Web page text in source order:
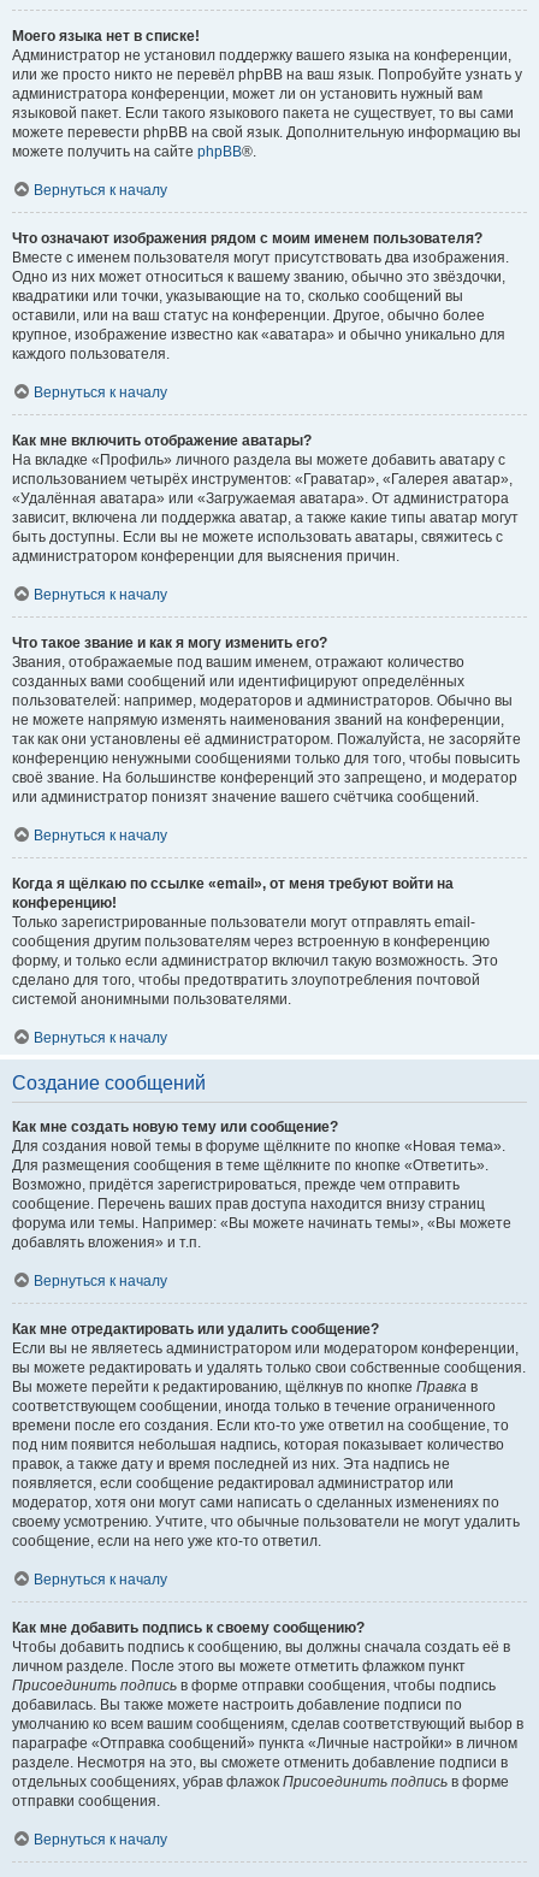
Моего языка нет в списке!
Администратор не установил поддержку вашего языка на конференции,
или же просто никто не перевёл phpBB на ваш язык. Попробуйте узнать у
администратора конференции, может ли он установить нужный вам
языковой пакет. Если такого языкового пакета не существует, то вы сами
можете перевести phpBB на свой язык. Дополнительную информацию вы
можете получить на сайте phpBB®.
Вернуться к началу
Что означают изображения рядом с моим именем пользователя?
Вместе с именем пользователя могут присутствовать два изображения.
Одно из них может относиться к вашему званию, обычно это звёздочки,
квадратики или точки, указывающие на то, сколько сообщений вы
оставили, или на ваш статус на конференции. Другое, обычно более
крупное, изображение известно как «аватара» и обычно уникально для
каждого пользователя.
Вернуться к началу
Как мне включить отображение аватары?
На вкладке «Профиль» личного раздела вы можете добавить аватару с
использованием четырёх инструментов: «Граватар», «Галерея аватар»,
«Удалённая аватара» или «Загружаемая аватара». От администратора
зависит, включена ли поддержка аватар, а также какие типы аватар могут
быть доступны. Если вы не можете использовать аватары, свяжитесь с
администратором конференции для выяснения причин.
Вернуться к началу
Что такое звание и как я могу изменить его?
Звания, отображаемые под вашим именем, отражают количество
созданных вами сообщений или идентифицируют определённых
пользователей: например, модераторов и администраторов. Обычно вы
не можете напрямую изменять наименования званий на конференции,
так как они установлены её администратором. Пожалуйста, не засоряйте
конференцию ненужными сообщениями только для того, чтобы повысить
своё звание. На большинстве конференций это запрещено, и модератор
или администратор понизят значение вашего счётчика сообщений.
Вернуться к началу
Когда я щёлкаю по ссылке «email», от меня требуют войти на
конференцию!
Только зарегистрированные пользователи могут отправлять email-
сообщения другим пользователям через встроенную в конференцию
форму, и только если администратор включил такую возможность. Это
сделано для того, чтобы предотвратить злоупотребления почтовой
системой анонимными пользователями.
Вернуться к началу
Создание сообщений
Как мне создать новую тему или сообщение?
Для создания новой темы в форуме щёлкните по кнопке «Новая тема».
Для размещения сообщения в теме щёлкните по кнопке «Ответить».
Возможно, придётся зарегистрироваться, прежде чем отправить
сообщение. Перечень ваших прав доступа находится внизу страниц
форума или темы. Например: «Вы можете начинать темы», «Вы можете
добавлять вложения» и т.п.
Вернуться к началу
Как мне отредактировать или удалить сообщение?
Если вы не являетесь администратором или модератором конференции,
вы можете редактировать и удалять только свои собственные сообщения.
Вы можете перейти к редактированию, щёлкнув по кнопке Правка в
соответствующем сообщении, иногда только в течение ограниченного
времени после его создания. Если кто-то уже ответил на сообщение, то
под ним появится небольшая надпись, которая показывает количество
правок, а также дату и время последней из них. Эта надпись не
появляется, если сообщение редактировал администратор или
модератор, хотя они могут сами написать о сделанных изменениях по
своему усмотрению. Учтите, что обычные пользователи не могут удалить
сообщение, если на него уже кто-то ответил.
Вернуться к началу
Как мне добавить подпись к своему сообщению?
Чтобы добавить подпись к сообщению, вы должны сначала создать её в
личном разделе. После этого вы можете отметить флажком пункт
Присоединить подпись в форме отправки сообщения, чтобы подпись
добавилась. Вы также можете настроить добавление подписи по
умолчанию ко всем вашим сообщениям, сделав соответствующий выбор в
параграфе «Отправка сообщений» пункта «Личные настройки» в личном
разделе. Несмотря на это, вы сможете отменить добавление подписи в
отдельных сообщениях, убрав флажок Присоединить подпись в форме
отправки сообщения.
Вернуться к началу